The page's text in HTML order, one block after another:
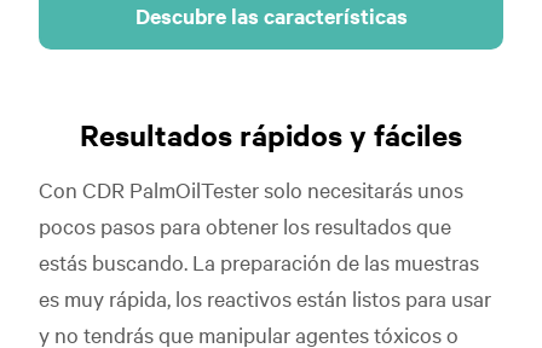
Descubre las características
Resultados rápidos y fáciles
Con CDR PalmOilTester solo necesitarás unos
pocos pasos para obtener los resultados que
estás buscando. La preparación de las muestras
es muy rápida, los reactivos están listos para usar
y no tendrás que manipular agentes tóxicos o